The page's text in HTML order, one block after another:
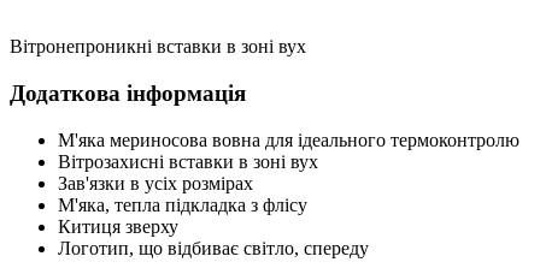
Вітронепроникні вставки в зоні вух
Додаткова інформація
М'яка мериносова вовна для ідеального термоконтролю
Вітрозахисні вставки в зоні вух
Зав'язки в усіх розмірах
М'яка, тепла підкладка з флісу
Китиця зверху
Логотип, що відбиває світло, спереду